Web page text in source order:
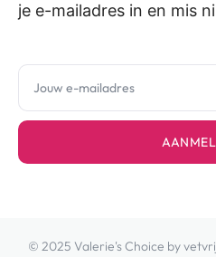
je e-mailadres in en mis
© 2025 Valerie's Choice by